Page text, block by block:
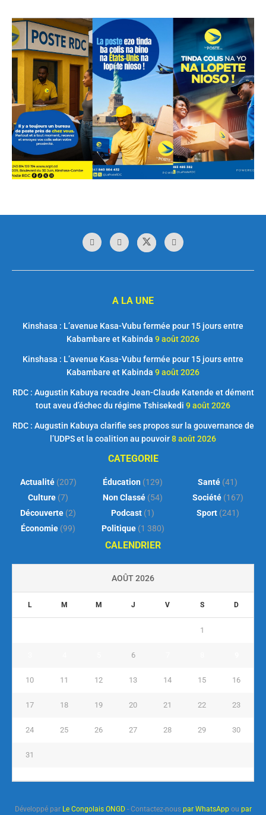
A LA UNE
Kinshasa : L’avenue Kasa-Vubu fermée pour 15 jours entre
Kabambare et Kabinda 9 août 2026
Kinshasa : L’avenue Kasa-Vubu fermée pour 15 jours entre
Kabambare et Kabinda 9 août 2026
RDC : Augustin Kabuya recadre Jean-Claude Katende et dément
tout aveu d’échec du régime Tshisekedi 9 août 2026
RDC : Augustin Kabuya clarifie ses propos sur la gouvernance de
l’UDPS et la coalition au pouvoir8 août 2026
CATEGORIE
Actualité(207)
Culture (7)
Découverte (2)
Économie (99)
Éducation (129)
Non Classé (54)
Podcast (1)
Politique(1 380)
Santé (41)
Société(167)
Sport(241)
CALENDRIER
AOÛT 2026
L M M J V S D
1
6
10 11 12 13 14 15 16
17 18 19 20 21 22 23
24 25 26 27 28 29 30
31
Développé par Le Congolais ONGD- Contactez-nous par WhatsAppou par